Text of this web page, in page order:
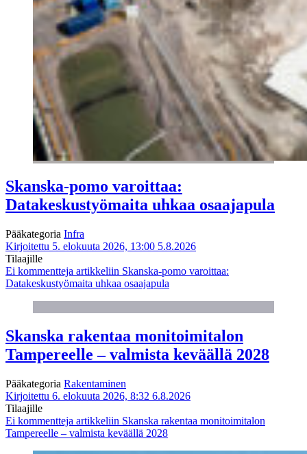
Skanska-pomo varoittaa:
Datakeskustyömaita uhkaa osaajapula
Pääkategoria Infra
Kirjoitettu 5. elokuuta 2026, 13:00 5.8.2026
Tilaajille
Ei kommentteja artikkeliin Skanska-pomo varoittaa:
Datakeskustyömaita uhkaa osaajapula
Skanska rakentaa monitoimitalon
Tampereelle – valmista keväällä 2028
Pääkategoria Rakentaminen
Kirjoitettu 6. elokuuta 2026, 8:32 6.8.2026
Tilaajille
Ei kommentteja artikkeliin Skanska rakentaa monitoimitalon
Tampereelle – valmista keväällä 2028